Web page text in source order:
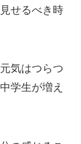
せるべき時
気はつらつ
学生が増え